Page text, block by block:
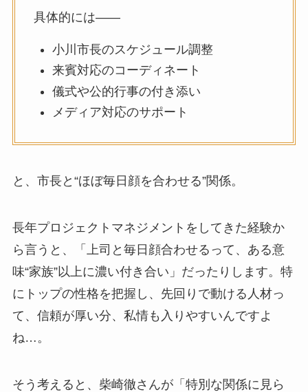
具体的には――
小川市長のスケジュール調整
来賓対応のコーディネート
儀式や公的行事の付き添い
メディア対応のサポート
と、市長と“ほぼ毎日顔を合わせる”関係。
長年プロジェクトマネジメントをしてきた経験か
ら言うと、「上司と毎日顔合わせるって、ある意
味“家族”以上に濃い付き合い」だったりします。特
にトップの性格を把握し、先回りで動ける人材っ
て、信頼が厚い分、私情も入りやすいんですよ
ね…。
そう考えると、柴崎徹さんが「特別な関係に見ら